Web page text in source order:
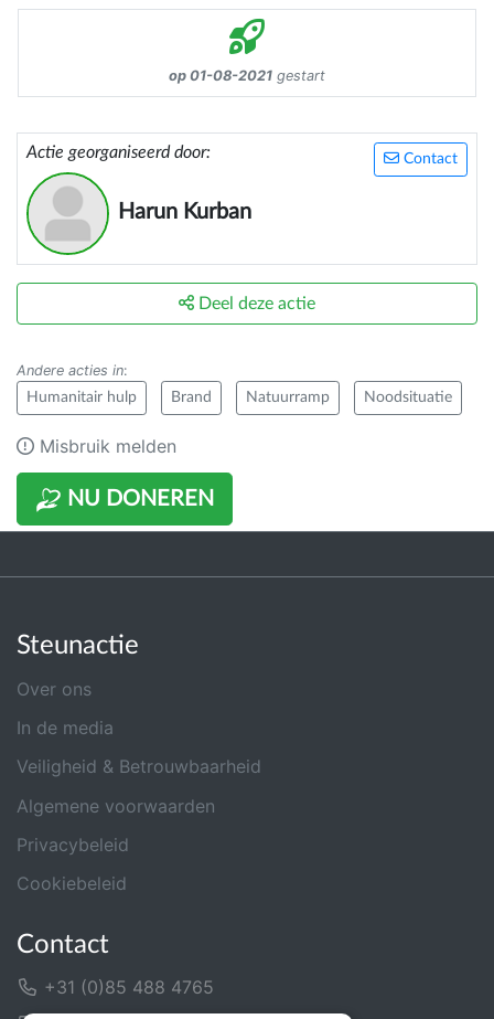
op 01-08-2021 gestart
Contact
Actie georganiseerd door:
Harun Kurban
NU DONEREN
Deel deze actie
Andere acties in:
Humanitair hulp Brand Natuurramp Noodsituatie
Misbruik melden
Steunactie
Over ons
In de media
Veiligheid & Betrouwbaarheid
Algemene voorwaarden
Privacybeleid
Cookiebeleid
Contact
+31 (0)85 488 4765